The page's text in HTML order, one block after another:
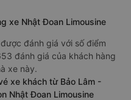
xe Nhật Đoan Limousine
đánh giá với số điểm
đánh giá của khách hàng
xe này.
xe khách từ Bảo Lâm -
Nhật Đoan Limousine